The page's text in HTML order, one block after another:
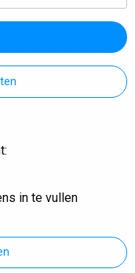
in te vullen